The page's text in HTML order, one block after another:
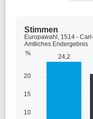
10
15
20
%
24,2
Stimmen
Europawahl, 1514 -
Amtliches Endergebnis